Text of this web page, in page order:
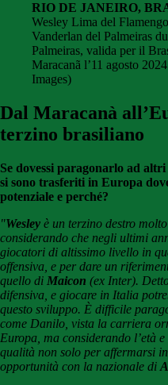
RIO DE JANEIRO,
Wesley Lima del
Vanderlan del Palmeiras
Palmeiras, valida per il
Maracanã l’11 agosto
Images)
Dal Maracanà
terzino brasiliano
Se dovessi paragonarlo ad
si sono trasferiti in Europa
potenziale e perché?
"Wesley è un terzino destro
considerando che negli ultimi
giocatori di altissimo livello in
offensiva, e per dare un
quello di Maicon (ex Inter).
difensiva, e giocare in Italia
questo sviluppo. È difficile
come Danilo, vista la carriera
Europa, ma considerando l’età
qualità non solo per affermarsi
opportunità con la nazionale di